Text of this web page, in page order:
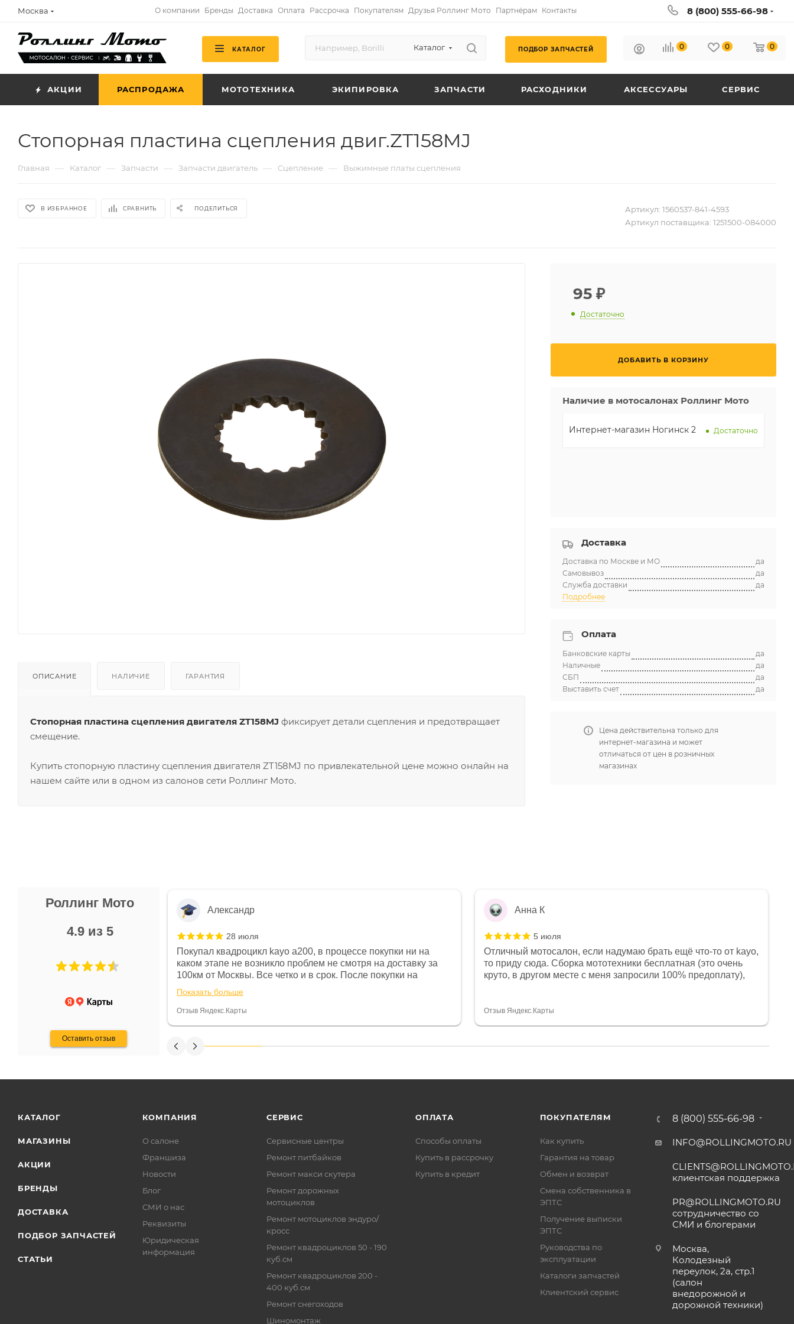
Москва О компании Бренды Доставка Оплата Рассрочка Покупателям Друзья Роллинг Мото Партнёрам Контакты 8 (800) 555-66-98
КАТАЛОГ Каталог ПОДБОР ЗАПЧАСТЕЙ 0 0 0
АКЦИИ РАСПРОДАЖА МОТОТЕХНИКА ЭКИПИРОВКА ЗАПЧАСТИ РАСХОДНИКИ АКСЕССУАРЫ СЕРВИС
Стопорная пластина сцепления двиг.ZT158MJ
Главная — Каталог — Запчасти — Запчасти двигатель — Сцепление — Выжимные платы сцепления
В ИЗБРАННОЕ СРАВНИТЬ ПОДЕЛИТЬСЯ Артикул: 1560537-841-4593
Артикул поставщика: 1251500-084000
ОПИСАНИЕ НАЛИЧИЕ ГАРАНТИЯ
Стопорная пластина сцепления двигателя ZT158MJ фиксирует детали сцепления и предотвращает
смещение.
Купить стопорную пластину сцепления двигателя ZT158MJ по привлекательной цене можно онлайн на
нашем сайте или в одном из салонов сети Роллинг Мото.
95 ₽
Достаточно
ДОБАВИТЬ В КОРЗИНУ
Наличие в мотосалонах Роллинг Мото
Интернет-магазин Ногинск 2 Достаточно
Доставка
Доставка по Москве и МО
да
Самовывоз
да
Служба доставки
да
Подробнее
Оплата
Банковские карты
да
Наличные
да
СБП
да
Выставить счет
да
Цена действительна только для
интернет-магазина и может
отличаться от цен в розничных
магазинах
Роллинг Мото
4.9 из 5
Оставить отзыв
Не понравились условия
и дают только на год)
Александр
28 июля
Покупал квадроцикл kayo a200, в процессе покупки ни на
каком этапе не возникло проблем не смотря на доставку за
100км от Москвы. Все четко и в срок. После покупки на
спидометре всегда был 0, при этом представители магазина
постоянно были на связи и в итоге проблема была решена.
Считаю, что это говорит о небезразличии к клиенту после
Показать больше
Отзыв Яндекс.Карты
Анна К
5 июля
Отличный мотосалон, если надумаю брать ещё что-то от kayo,
то приду сюда. Сборка мототехники бесплатная (это очень
круто, в другом месте с меня запросили 100% предоплату),
спасибо отдельное, всегда на связи, очень детально всё
Отзыв Яндекс.Карты
КАТАЛОГ
МАГАЗИНЫ
АКЦИИ
БРЕНДЫ
ДОСТАВКА
ПОДБОР ЗАПЧАСТЕЙ
СТАТЬИ
КОМПАНИЯ
О салоне
Франшиза
Новости
Блог
СМИ о нас
Реквизиты
Юридическая
информация
СЕРВИС
Сервисные центры
Ремонт питбайков
Ремонт макси скутера
Ремонт дорожных
мотоциклов
Ремонт мотоциклов эндуро/
кросс
Ремонт квадроциклов 50 - 190
куб.см
Ремонт квадроциклов 200 -
400 куб.см
Ремонт снегоходов
Шиномонтаж
ОПЛАТА
Способы оплаты
Купить в рассрочку
Купить в кредит
ПОКУПАТЕЛЯМ
Как купить
Гарантия на товар
Обмен и возврат
Смена собственника в
ЭПТС
Получение выписки
ЭПТС
Руководства по
эксплуатации
Каталоги запчастей
Клиентский сервис
8 (800) 555-66-98
INFO@ROLLINGMOTO.RU
клиентская поддержка
PR@ROLLINGMOTO.RU
сотрудничество со
СМИ и блогерами
Москва,
Колодезный
переулок, 2а, стр.1
(салон
внедорожной и
дорожной техники)